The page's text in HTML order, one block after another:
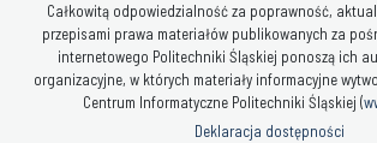
Całkowitą odpowiedzialność za poprawność,
przepisami prawa materiałów publikowanych za
internetowego Politechniki Śląskiej ponoszą ich
organizacyjne, w których materiały informacyjne
Centrum Informatyczne Politechniki Śląskiej (
Deklaracja dostępności